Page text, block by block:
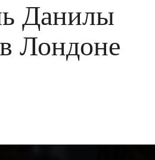
Данилы
Лондоне